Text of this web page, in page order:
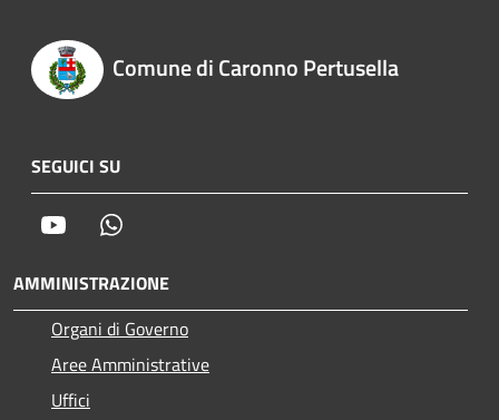
Comune di Caronno Pertusella
SEGUICI SU
Youtube
AMMINISTRAZIONE
Organi di Governo
Aree Amministrative
Uffici